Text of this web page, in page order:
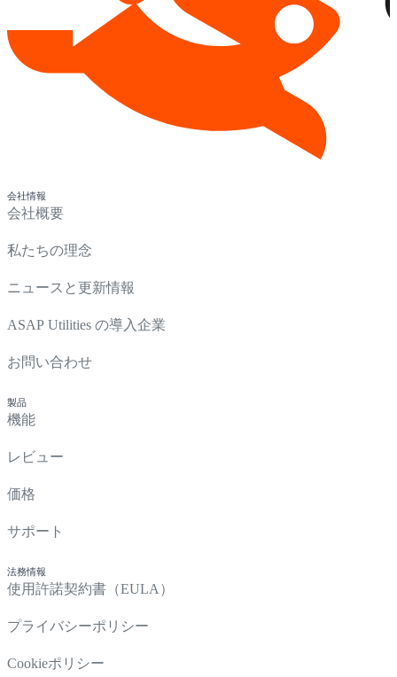
会社情報
会社概要
私たちの理念
ニュースと更新情報
ASAP Utilities の導入企業
お問い合わせ
製品
機能
レビュー
価格
サポート
法務情報
使用許諾契約書（EULA）
プライバシーポリシー
Cookieポリシー